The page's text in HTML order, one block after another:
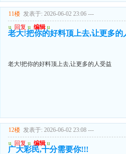
11楼 发表于: 2026-06-02 23:06 ---
u 回复 u 编辑 u
老大!把你的好料顶上去,让更多的
老大!把你的好料顶上去,让更多的人受益
12楼 发表于: 2026-06-02 23:08 ---
u 回复 u 编辑 u
广大彩民,十分需要你!!!